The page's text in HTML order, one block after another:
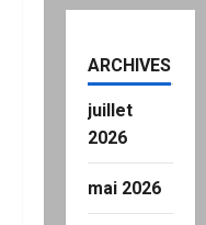
ARCHIVES
juillet
2026
mai 2026